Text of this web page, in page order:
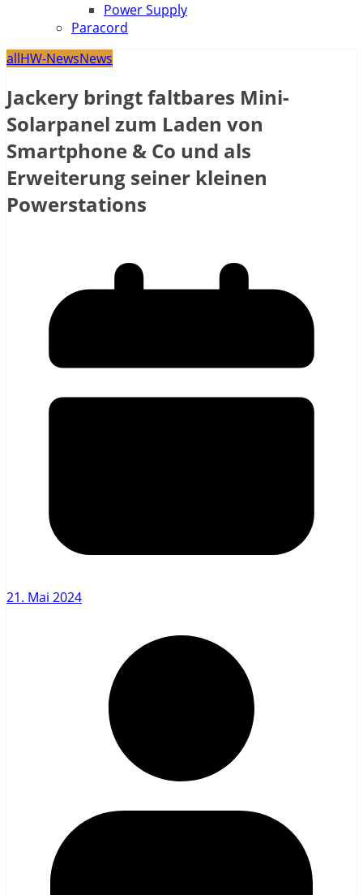
Power Supply
Paracord
allHW-NewsNews
Jackery bringt faltbares Mini-
Solarpanel zum Laden von
Smartphone & Co und als
Erweiterung seiner kleinen
Powerstations
21. Mai 2024